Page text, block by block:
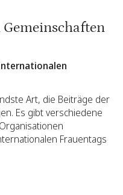
Gemeinschaften
Art, die Beiträge der
Es gibt verschiedene
Frauentags